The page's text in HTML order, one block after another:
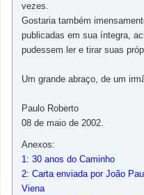
vezes.
Gostaria também
publicadas em sua íntegra,
pudessem ler e tirar suas
Um grande abraço, de um
Paulo Roberto
08 de maio de 2002.
Anexos:
1: 30 anos do Caminho
2: Carta enviada por João
Viena